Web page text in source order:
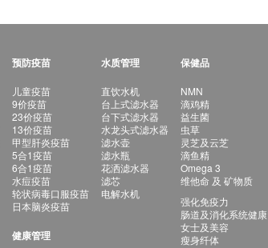
预防疫苗
儿童疫苗
9价疫苗
23价疫苗
13价疫苗
甲型肝炎疫苗
5合1疫苗
6合1疫苗
水痘疫苗
轮状病毒口服疫苗
日本脑炎疫苗
健康管理
水质管理
直饮水机
台上式滤水器
台下式滤水器
水龙头式滤水器
滤水壶
滤水瓶
花洒滤水器
滤芯
电解水机
保健品
NMN
滴鸡精
益生菌
虫草
灵芝及云芝
滴鱼精
Omega 3
维他命 及 矿物质
强化免疫力
肠道及消化系统健康
女士及美容
瘦身纤体